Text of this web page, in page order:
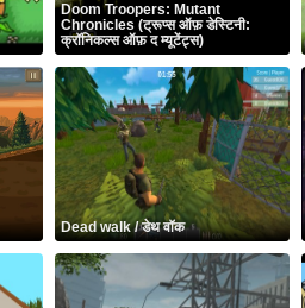
Doom Troopers: Mutant
Chronicles (ट्रूप्स ऑफ़ डेस्टिनी:
क्रॉनिकल्स ऑफ़ द म्यूटेंट्स)
Dead walk / डेथ वॉक